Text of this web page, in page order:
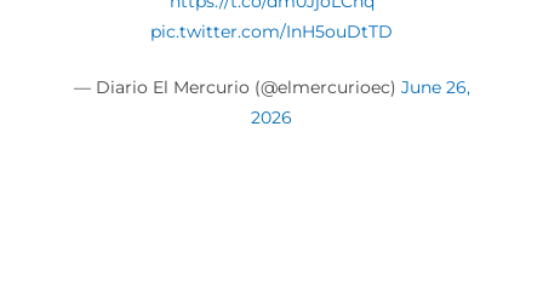
pic.twitter.com/InH5ouDtTD
— Diario El Mercurio (@elmercurioec) June 26,
2026